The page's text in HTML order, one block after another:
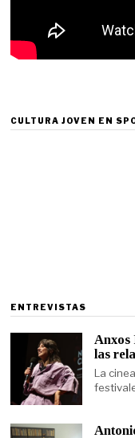
CULTURA JOVEN EN
ENTREVISTAS
Anxos
las
La